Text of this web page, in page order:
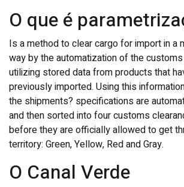
O que é
Is a method to clear cargo for import in a
way by the automatization of the
utilizing stored data from products that
previously imported. Using this
the shipments? specifications are
and then sorted into four customs
before they are officially allowed to get
territory: Green, Yellow, Red and Gray.
O Canal Verde